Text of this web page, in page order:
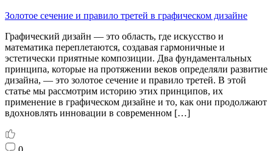
Золотое сечение и правило третей в графическом дизайне
Графический дизайн — это область, где искусство и
математика переплетаются, создавая гармоничные и
эстетически приятные композиции. Два фундаментальных
принципа, которые на протяжении веков определяли развитие
дизайна, — это золотое сечение и правило третей. В этой
статье мы рассмотрим историю этих принципов, их
применение в графическом дизайне и то, как они продолжают
вдохновлять инновации в современном […]